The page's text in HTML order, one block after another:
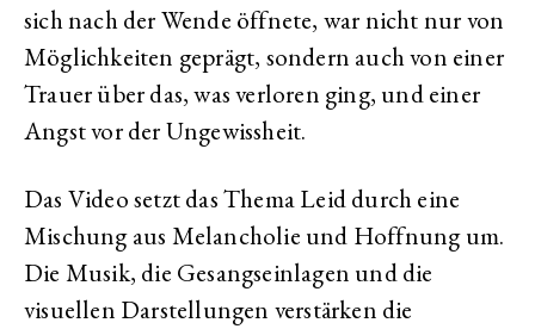
sich nach der Wende öffnete, war nicht nur von
Möglichkeiten geprägt, sondern auch von einer
Trauer über das, was verloren ging, und einer
Angst vor der Ungewissheit.
Das Video setzt das Thema Leid durch eine
Mischung aus Melancholie und Hoffnung um.
Die Musik, die Gesangseinlagen und die
visuellen Darstellungen verstärken die